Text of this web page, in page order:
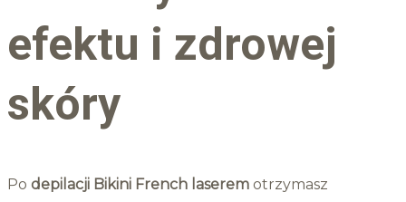
efektu i zdrowej
skóry
Po depilacji Bikini French laserem otrzymasz